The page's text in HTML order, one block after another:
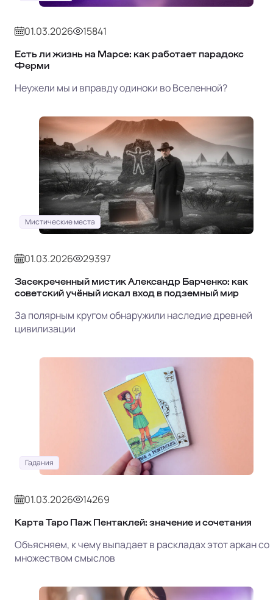
01.03.2026 15841
Есть ли жизнь на Марсе: как работает парадокс
Ферми
Неужели мы и вправду одиноки во Вселенной?
Мистические места
01.03.2026 29397
Засекреченный мистик Александр Барченко: как
советский учёный искал вход в подземный мир
За полярным кругом обнаружили наследие древней
цивилизации
Гадания
01.03.2026 14269
Карта Таро Паж Пентаклей: значение и сочетания
Объясняем, к чему выпадает в раскладах этот аркан со
множеством смыслов